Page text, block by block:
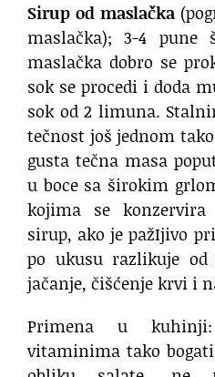
Sirup od maslačka
maslačka); 3-4 pune
maslačka dobro se
sok se procedi i doda
sok od 2 limuna.
tečnost još jednom
gusta tečna masa
u boce sa širokim
kojima se konzervira
sirup, ako je pažIjivo
po ukusu razlikuje
jačanje, čišćenje krvi i
Primena u
vitaminima tako